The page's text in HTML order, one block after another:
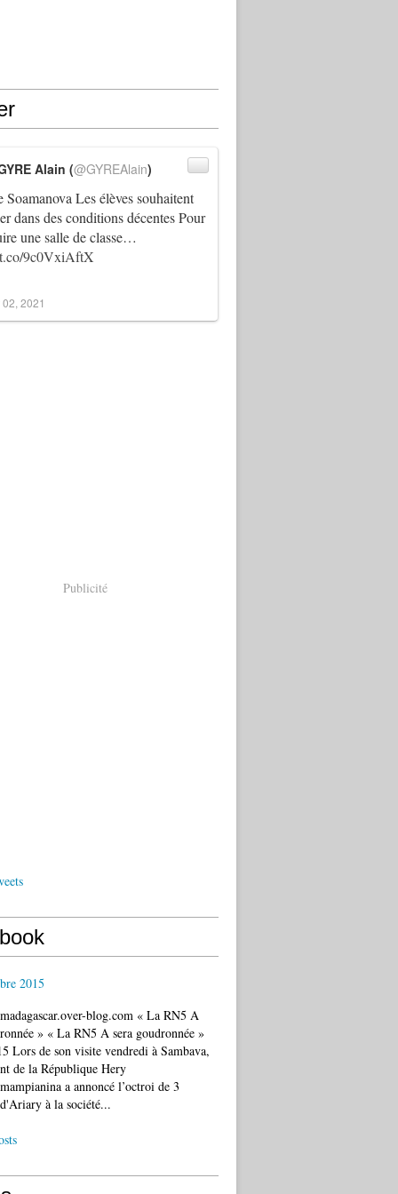
Soamanova Les élèves souhaitent
dans des conditions décentes Pour
une salle de classe…
9c0VxiAftX
Alain (@GYREAlain)
2021
Publicité
2015
blog.com « La RN5 A
» « La RN5 A sera goudronnée »
Lors de son visite vendredi à Sambava,
de la République Hery
a annoncé l’octroi de 3
à la société...